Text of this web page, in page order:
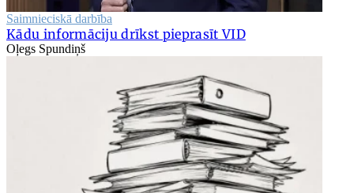
Saimnieciskā darbība
Kādu informāciju drīkst pieprasīt VID
Oļegs Spundiņš